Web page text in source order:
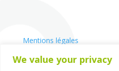
We value your privacy
Mentions légales